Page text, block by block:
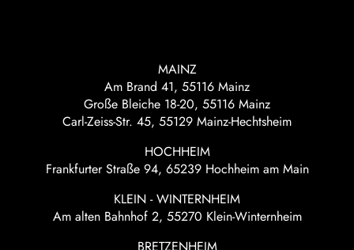
MAINZ
Am Brand 41, 55116 Mainz
Große Bleiche 18-20, 55116 Mainz
Carl-Zeiss-Str. 45, 55129 Mainz-Hechtsheim
HOCHHEIM
Frankfurter Straße 94, 65239 Hochheim am Main
KLEIN - WINTERNHEIM
Am alten Bahnhof 2, 55270 Klein-Winternheim